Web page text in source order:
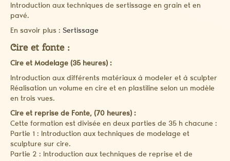
Introduction aux techniques de sertissage en grain et en
pavé.
En savoir plus : Sertissage
Cire et fonte :
Cire et Modelage (35 heures) :
Introduction aux différents matériaux à modeler et à sculpter
Réalisation un volume en cire et en plastiline selon un modèle
en trois vues.
Cire et reprise de Fonte, (70 heures) :
Cette formation est divisée en deux parties de 35 h chacune :
Partie 1 : Introduction aux techniques de modelage et
sculpture sur cire.
Partie 2 : Introduction aux techniques de reprise et de